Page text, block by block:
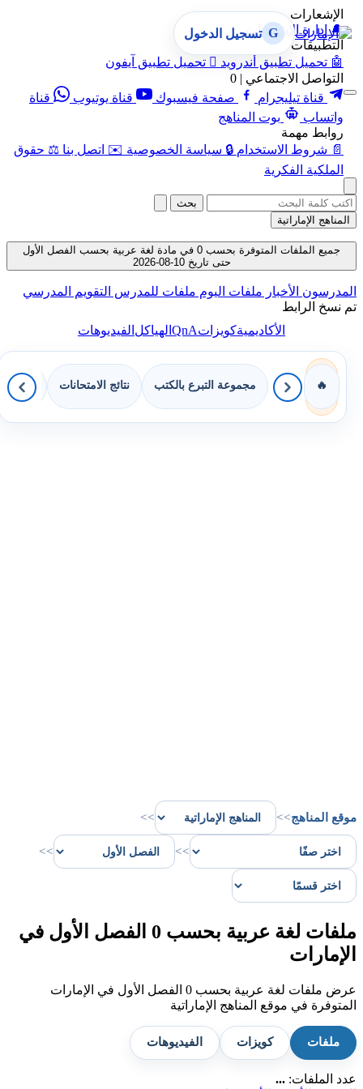
الإشعارات
🔔 إدارة الإشعارات
التطبيقات
🤖 تحميل تطبيق أندرويد  تحميل تطبيق آيفون
التواصل الاجتماعي | 0
قناة تيليجرام
صفحة فيسبوك قناة يوتيوب
قناة
واتساب
بوت المناهج
روابط مهمة
📄 شروط الاستخدام 🔒 سياسة الخصوصية ✉️ اتصل بنا ⚖️ حقوق
الملكية الفكرية
G تسجيل الدخول
بحث
المناهج الإماراتية
جميع الملفات المتوفرة بحسب 0 في مادة لغة عربية بحسب الفصل الأول
حتى تاريخ 10-08-2026
المدرسون الأخبار ملفات اليوم ملفات للمدرس التقويم المدرسي
تم نسخ الرابط
الأكاديميةكويزاتQnAالهياكلالفيديوهات
🔥 مجموعة التبرع بالكتب نتائج الامتحانات
موقع المناهج>>
>>
>>
>>
ملفات لغة عربية بحسب 0 الفصل الأول في
الإمارات
عرض ملفات لغة عربية بحسب 0 الفصل الأول في الإمارات
المتوفرة في موقع المناهج الإماراتية
ملفات كويزات الفيديوهات
عدد الملفات: ...